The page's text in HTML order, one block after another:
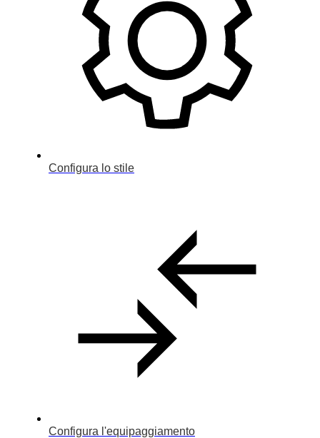
Configura lo stile
Configura l'equipaggiamento